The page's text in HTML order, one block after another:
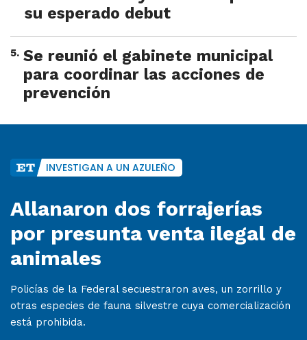
su esperado debut
5. Se reunió el gabinete municipal
para coordinar las acciones de
prevención
INVESTIGAN A UN AZULEÑO
Allanaron dos forrajerías
por presunta venta ilegal de
animales
Policías de la Federal secuestraron aves, un zorrillo y
otras especies de fauna silvestre cuya comercialización
está prohibida.